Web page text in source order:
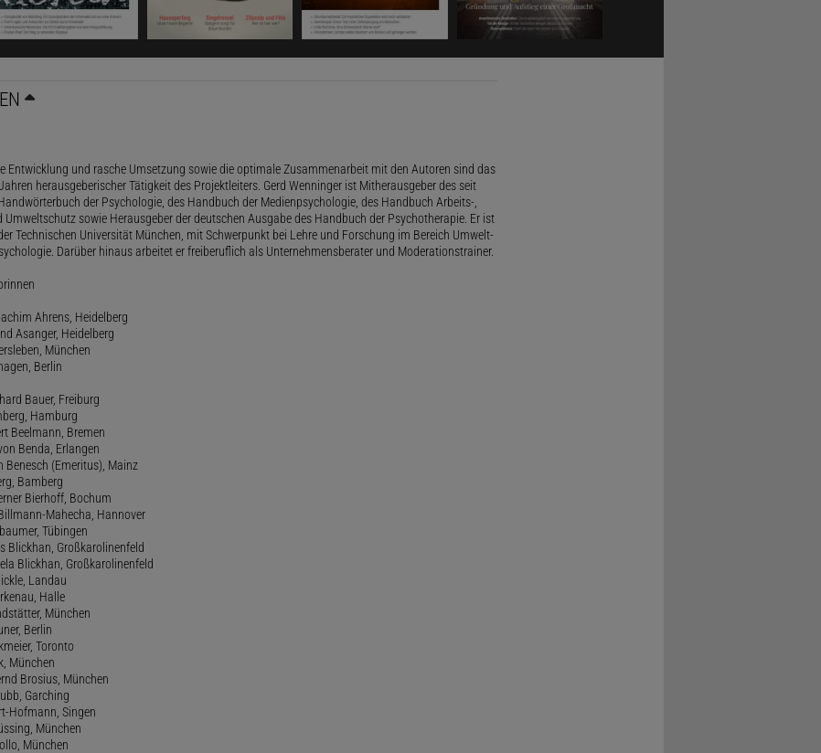
Entwicklung und rasche Umsetzung sowie die optimale Zusammenarbeit mit den Autoren sind das
herausgeberischer Tätigkeit des Projektleiters. Gerd Wenninger ist Mitherausgeber des seit
der Psychologie, des Handbuch der Medienpsychologie, des Handbuch Arbeits-,
Umweltschutz sowie Herausgeber der deutschen Ausgabe des Handbuch der Psychotherapie. Er ist
Technischen Universität München, mit Schwerpunkt bei Lehre und Forschung im Bereich Umwelt-
Darüber hinaus arbeitet er freiberuflich als Unternehmensberater und Moderationstrainer.
Ahrens, Heidelberg
Asanger, Heidelberg
München
Berlin
Bauer, Freiburg
Hamburg
Beelmann, Bremen
Benda, Erlangen
Benesch (Emeritus), Mainz
Bamberg
Bierhoff, Bochum
Mahecha, Hannover
Tübingen
Blickhan, Großkarolinenfeld
Blickhan, Großkarolinenfeld
Landau
Halle
München
Berlin
Toronto
München
Brosius, München
Garching
Hofmann, Singen
München
München